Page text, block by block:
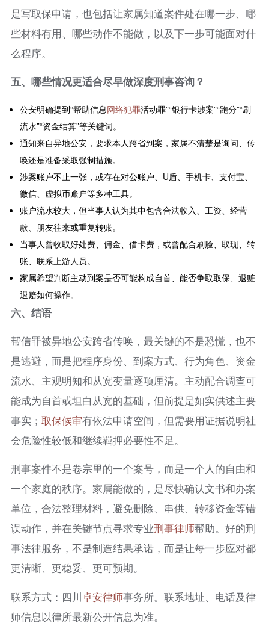
是写取保申请，也包括让家属知道案件处在哪一步、哪
些材料有用、哪些动作不能做，以及下一步可能面对什
么程序。
五、哪些情况更适合尽早做深度刑事咨询？
公安明确提到“帮助信息网络犯罪活动罪”“银行卡涉案”“跑分”“刷
流水”“资金结算”等关键词。
通知来自异地公安，要求本人跨省到案，家属不清楚是询问、传
唤还是准备采取强制措施。
涉案账户不止一张，或存在对公账户、U盾、手机卡、支付宝、
微信、虚拟币账户等多种工具。
账户流水较大，但当事人认为其中包含合法收入、工资、经营
款、朋友往来或重复转账。
当事人曾收取好处费、佣金、借卡费，或曾配合刷脸、取现、转
账、联系上游人员。
家属希望判断主动到案是否可能构成自首、能否争取取保、退赃
退赔如何操作。
六、结语
帮信罪被异地公安跨省传唤，最关键的不是恐慌，也不
是逃避，而是把程序身份、到案方式、行为角色、资金
流水、主观明知和从宽变量逐项厘清。主动配合调查可
能成为自首或坦白从宽的基础，但前提是如实供述主要
事实； 取保候审有依法申请空间，但需要用证据说明社
会危险性较低和继续羁押必要性不足。
刑事案件不是卷宗里的一个案号，而是一个人的自由和
一个家庭的秩序。家属能做的，是尽快确认文书和办案
单位，合法整理材料，避免删除、串供、转移资金等错
误动作，并在关键节点寻求专业刑事律师帮助。好的刑
事法律服务，不是制造结果承诺，而是让每一步应对都
更清晰、更稳妥、更可预期。
联系方式：四川卓安律师事务所。联系地址、电话及律
师信息以律所最新公开信息为准。